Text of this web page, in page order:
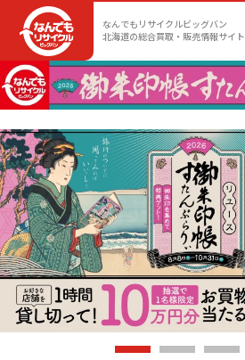
なんでもリサイクルビッグバン
北海道の総合買取・販売情報サイト